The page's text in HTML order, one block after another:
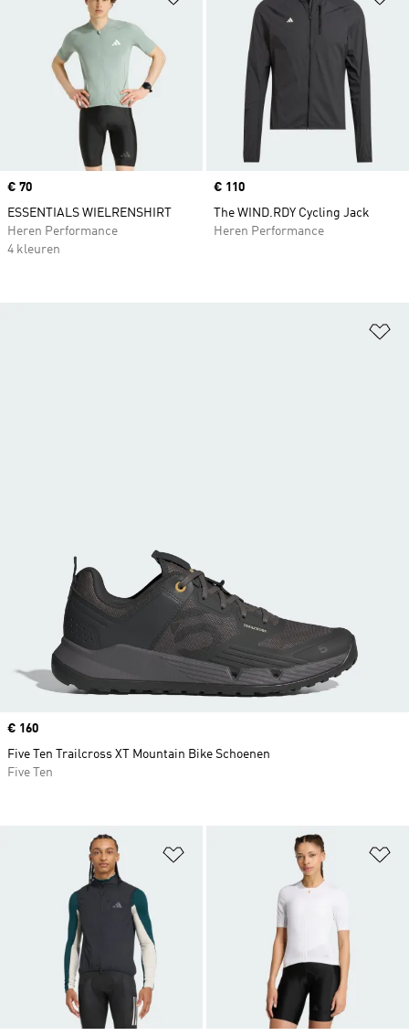
Price
€ 70
ESSENTIALS WIELRENSHIRT
Heren Performance
4 kleuren
Price
€ 110
The WIND.RDY Cycling Jack
Heren Performance
Op verlanglijst zetten
Price
€ 160
Five Ten Trailcross XT Mountain Bike Schoenen
Five Ten